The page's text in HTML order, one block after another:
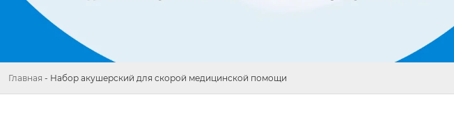
Главная - Набор акушерский для скорой медицинской помощи